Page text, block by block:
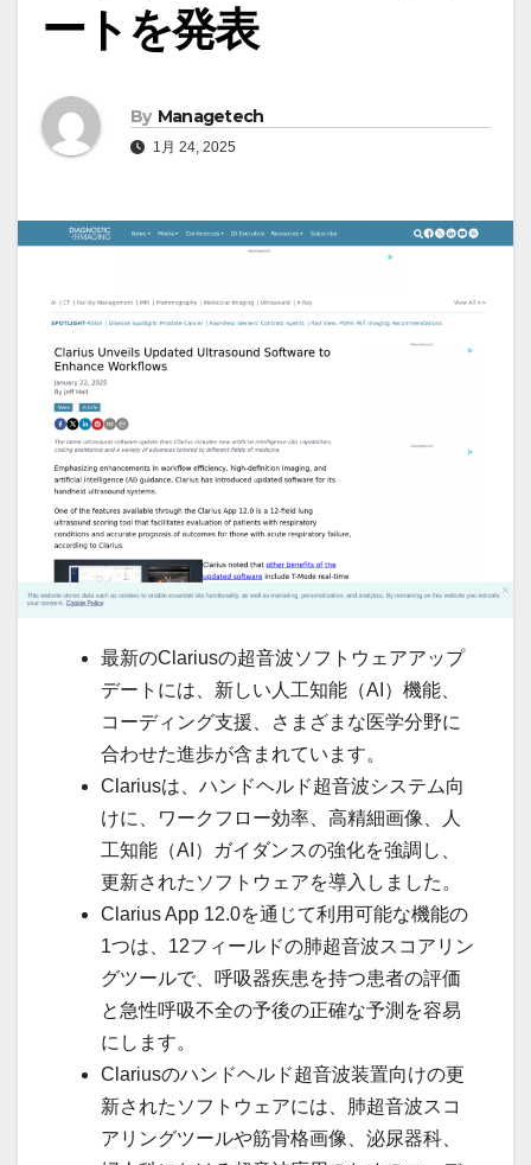
ートを発表
By Managetech
1月 24, 2025
最新のClariusの超音波ソフトウェアアップ
デートには、新しい人工知能（AI）機能、
コーディング支援、さまざまな医学分野に
合わせた進歩が含まれています。
Clariusは、ハンドヘルド超音波システム向
けに、ワークフロー効率、高精細画像、人
工知能（AI）ガイダンスの強化を強調し、
更新されたソフトウェアを導入しました。
Clarius App 12.0を通じて利用可能な機能の
1つは、12フィールドの肺超音波スコアリン
グツールで、呼吸器疾患を持つ患者の評価
と急性呼吸不全の予後の正確な予測を容易
にします。
Clariusのハンドヘルド超音波装置向けの更
新されたソフトウェアには、肺超音波スコ
アリングツールや筋骨格画像、泌尿器科、